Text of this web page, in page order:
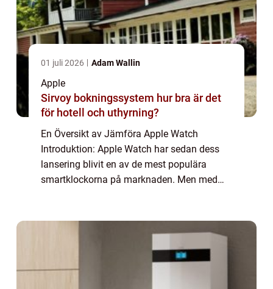
01 juli 2026 Adam Wallin
Apple
Sirvoy bokningssystem hur bra är det
för hotell och uthyrning?
En Översikt av Jämföra Apple Watch
Introduktion: Apple Watch har sedan dess
lansering blivit en av de mest populära
smartklockorna på marknaden. Men med